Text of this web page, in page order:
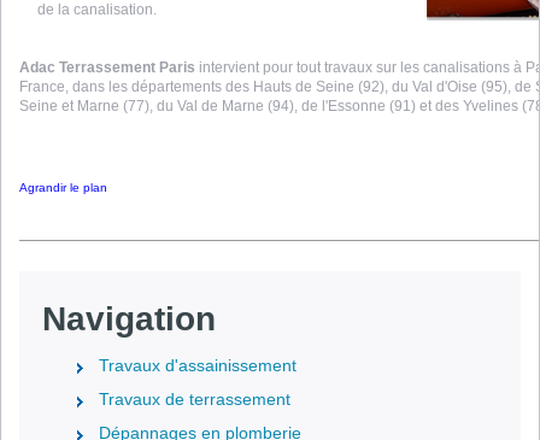
de la canalisation.
Adac Terrassement Paris intervient pour tout travaux sur les canalisations à
France, dans les départements des Hauts de Seine (92), du Val d'Oise (95), de
Seine et Marne (77), du Val de Marne (94), de l'Essonne (91) et des Yvelines
Agrandir le plan
Navigation
Travaux d'assainissement
Travaux de terrassement
Dépannages en plomberie